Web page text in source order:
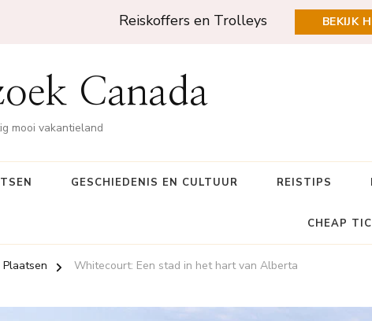
Reiskoffers en Trolleys BEKIJK
Canada
mooi vakantieland
GESCHIEDENIS EN CULTUUR REISTIPS
CHEAP
Plaatsen Whitecourt: Een stad in het hart van Alberta